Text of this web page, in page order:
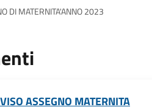
DI MATERNITA'ANNO 2023
ASSEGNO MATERNITA